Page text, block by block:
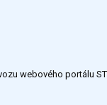
webového portálu